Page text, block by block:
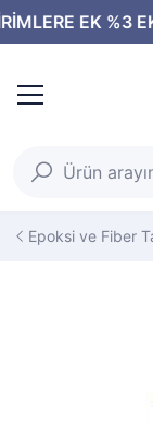
Epoksi ve Fiber